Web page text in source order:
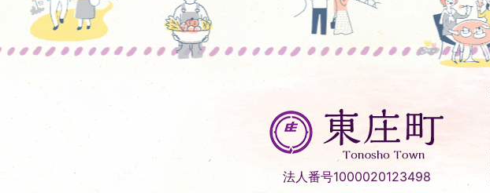
東
庄
町
Tonosho
Town
法人番号1000020123498